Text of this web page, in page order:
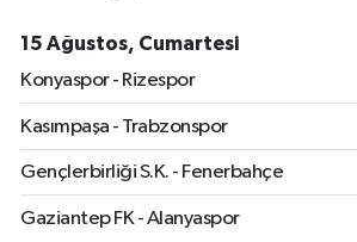
15 Ağustos, Cumartesi
Konyaspor - Rizespor
Kasımpaşa - Trabzonspor
Gençlerbirliği S.K. - Fenerbahçe
Gaziantep FK - Alanyaspor